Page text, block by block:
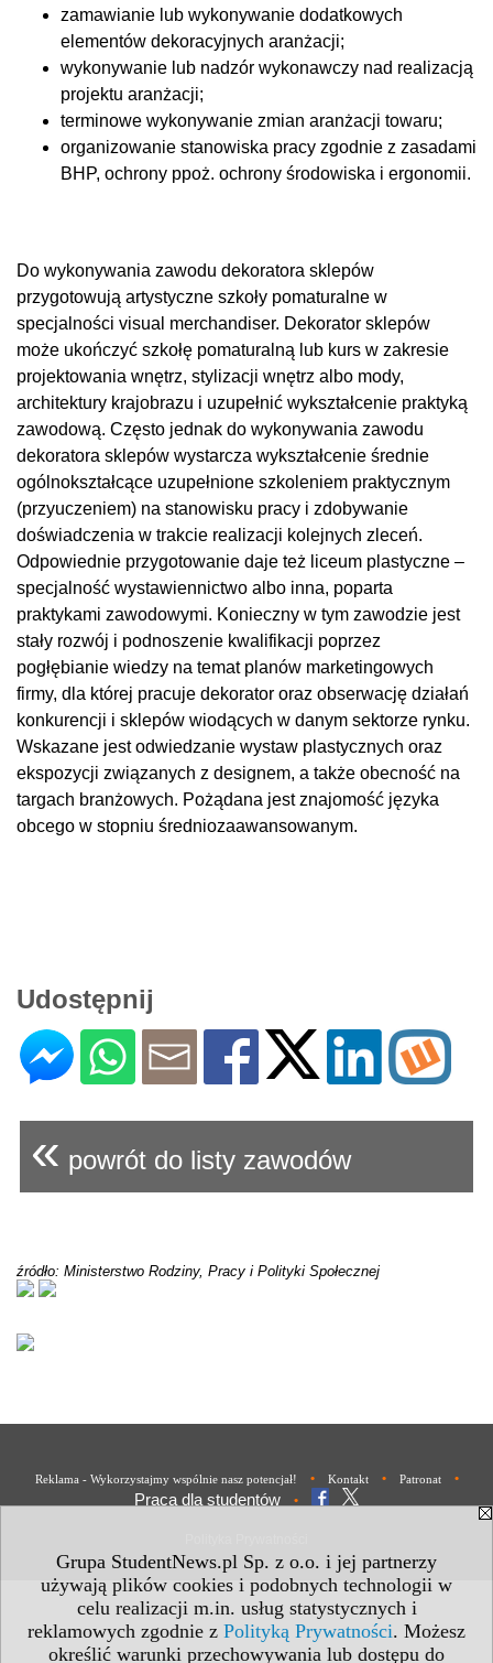
Grupa StudentNews.pl Sp. z o.o. i jej partnerzy
używają plików cookies i podobnych technologii w
celu realizacji m.in. usług statystycznych i
reklamowych zgodnie z Polityką Prywatności. Możesz
określić warunki przechowywania lub dostępu do
zamawianie lub wykonywanie dodatkowych
elementów dekoracyjnych aranżacji;
wykonywanie lub nadzór wykonawczy nad realizacją
projektu aranżacji;
terminowe wykonywanie zmian aranżacji towaru;
organizowanie stanowiska pracy zgodnie z zasadami
BHP, ochrony ppoż. ochrony środowiska i ergonomii.
Do wykonywania zawodu dekoratora sklepów
przygotowują artystyczne szkoły pomaturalne w
specjalności visual merchandiser. Dekorator sklepów
może ukończyć szkołę pomaturalną lub kurs w zakresie
projektowania wnętrz, stylizacji wnętrz albo mody,
architektury krajobrazu i uzupełnić wykształcenie praktyką
zawodową. Często jednak do wykonywania zawodu
dekoratora sklepów wystarcza wykształcenie średnie
ogólnokształcące uzupełnione szkoleniem praktycznym
(przyuczeniem) na stanowisku pracy i zdobywanie
doświadczenia w trakcie realizacji kolejnych zleceń.
Odpowiednie przygotowanie daje też liceum plastyczne –
specjalność wystawiennictwo albo inna, poparta
praktykami zawodowymi. Konieczny w tym zawodzie jest
stały rozwój i podnoszenie kwalifikacji poprzez
pogłębianie wiedzy na temat planów marketingowych
firmy, dla której pracuje dekorator oraz obserwację działań
konkurencji i sklepów wiodących w danym sektorze rynku.
Wskazane jest odwiedzanie wystaw plastycznych oraz
ekspozycji związanych z designem, a także obecność na
targach branżowych. Pożądana jest znajomość języka
obcego w stopniu średniozaawansowanym.
Udostępnij
« powrót do listy zawodów
źródło: Ministerstwo Rodziny, Pracy i Polityki Społecznej
Reklama - Wykorzystajmy wspólnie nasz potencjał! • Kontakt • Patronat •
Praca dla studentów •